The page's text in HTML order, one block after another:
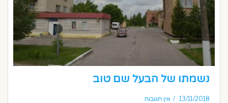
נשמתו של הבעל שם טוב
13/11/2018 אין תגובות